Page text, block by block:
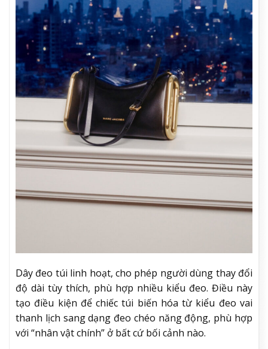
Dây đeo túi linh hoạt, cho phép người dùng thay đổi
độ dài tùy thích, phù hợp nhiều kiểu đeo. Điều này
tạo điều kiện để chiếc túi biến hóa từ kiểu đeo vai
thanh lịch sang dạng đeo chéo năng động, phù hợp
với “nhân vật chính” ở bất cứ bối cảnh nào.